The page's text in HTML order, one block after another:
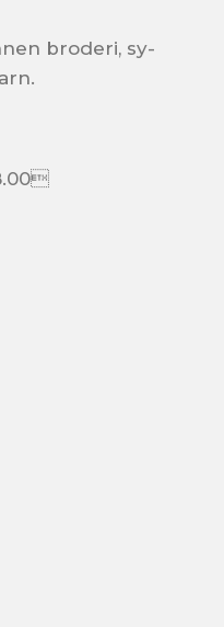
broderi, sy-